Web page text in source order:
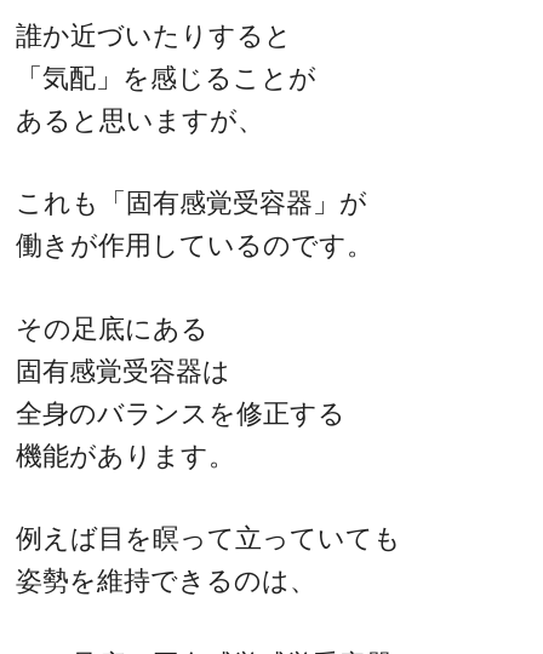
誰か近づいたりすると
「気配」を感じることが
あると思いますが、
これも「固有感覚受容器」が
働きが作用しているのです。
その足底にある
固有感覚受容器は
全身のバランスを修正する
機能があります。
例えば目を瞑って立っていても
姿勢を維持できるのは、